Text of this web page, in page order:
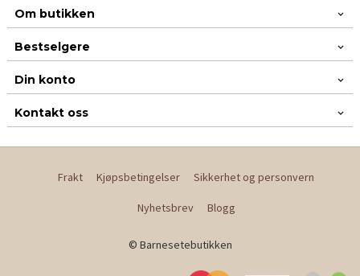
Om butikken
Bestselgere
Din konto
Kontakt oss
Frakt Kjøpsbetingelser Sikkerhet og personvern
Nyhetsbrev Blogg
© Barnesetebutikken